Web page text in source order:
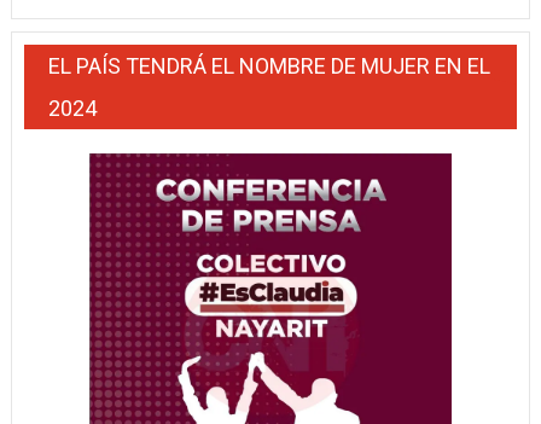
EL PAÍS TENDRÁ EL NOMBRE DE MUJER EN EL
2024